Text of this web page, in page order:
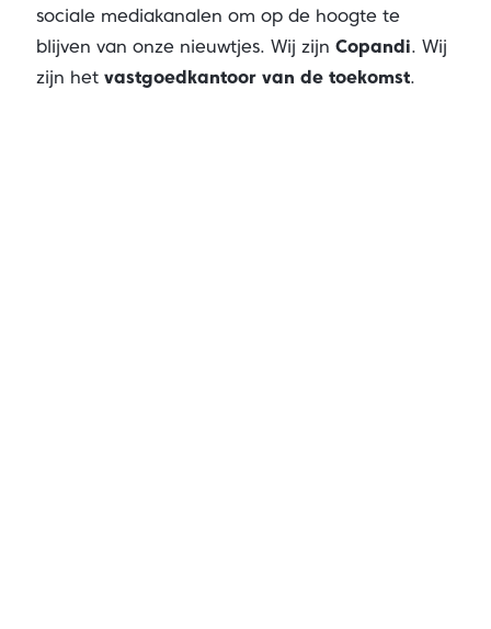
sociale mediakanalen om op de hoogte te
blijven van onze nieuwtjes. Wij zijn Copandi. Wij
zijn het vastgoedkantoor van de toekomst.